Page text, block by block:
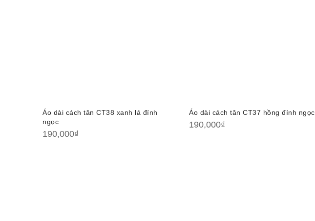
Áo dài cách tân CT38 xanh lá đính
ngọc
190,000₫
Áo dài cách tân CT37 hồng đính ngọc
190,000₫